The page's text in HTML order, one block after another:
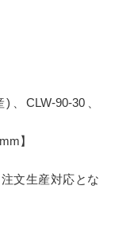
、CLW-90-30、
】
文生産対応とな